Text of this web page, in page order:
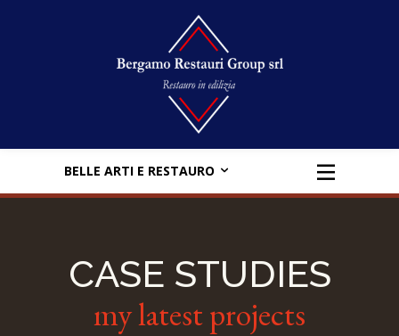
BELLE ARTI E RESTAURO
CASE STUDIES
my latest projects